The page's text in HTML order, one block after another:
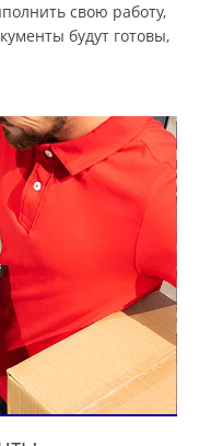
свою работу,
будут готовы,